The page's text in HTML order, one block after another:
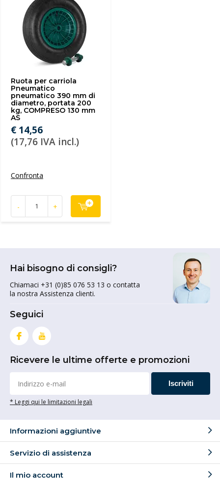
Ruota per carriola
Pneumatico
pneumatico 390 mm di
diametro, portata 200
kg, COMPRESO 130 mm
AS
€ 14,56
(17,76 IVA incl.)
Confronta
- +
Hai bisogno di consigli?
Chiamaci +31 (0)85 076 53 13 o contatta
la nostra Assistenza clienti.
Seguici
Ricevere le ultime offerte e promozioni
Iscriviti
* Leggi qui le limitazioni legali
Informazioni aggiuntive
Servizio di assistenza
Il mio account